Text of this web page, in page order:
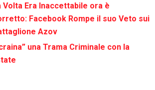
Volta Era Inaccettabile ora è
Facebook Rompe il suo Veto sui
Azov
una Trama Criminale con la